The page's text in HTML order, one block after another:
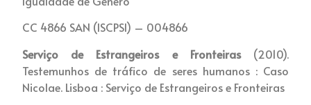
CC 4866 SAN (ISCPSI) – 004866
Serviço de Estrangeiros e Fronteiras(2010).
Testemunhos de tráfico de seres humanos : Caso
Nicolae. Lisboa : Serviço de Estrangeiros e Fronteiras